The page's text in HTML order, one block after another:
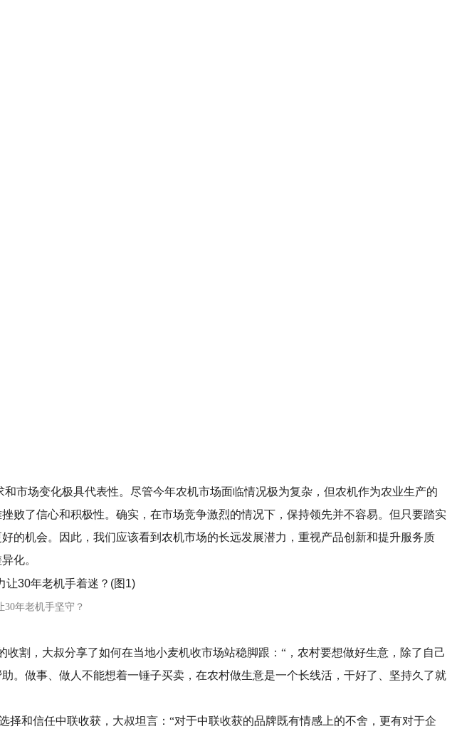
市场变化极具代表性。尽管今年农机市场面临情况极为复杂，但农机作为农业生产的
败了信心和积极性。 确实，在市场竞争激烈的情况下，保持领先并不容易。但只要踏实
的机会。
因此，我们应该看到农机市场的长远发展潜力，重视产品创新和提升服务质
化。
年老机手坚守？
割，大叔分享了如何在当地小麦机收市场站稳脚跟：“，农村要想做好生意，除了自己
。做事、做人不能想着一锤子买卖，在农村做生意是一个长线活，干好了、坚持久了就
和信任中联收获，大叔坦言：“对于中联收获的品牌既有情感上的不舍，更有对于企